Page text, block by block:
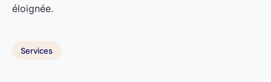
éloignée.
Services